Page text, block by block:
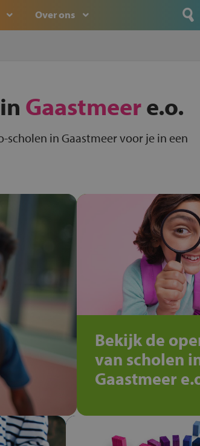
Over ons
Gaastmeere.o.
scholen in Gaastmeer voor je in een
Bekijk de
van scholen
Gaastmeer